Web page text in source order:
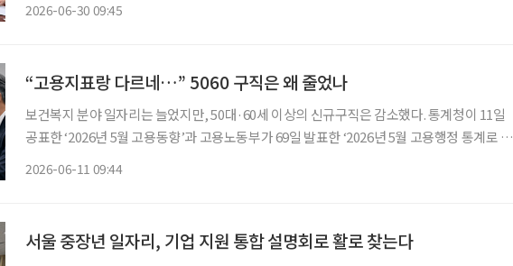
2026-06-30 09:45
“고용지표랑 다르네…” 5060 구직은 왜 줄었나
보건복지 분야 일자리는 늘었지만, 50대·60세 이상의 신규구직은 감소했다. 통계청이 11일
공표한 ‘2026년 5월 고용동향’과 고용노동부가 69일 발표한 ‘2026년 5월 고용행정 통계로 본
2026-06-11 09:44
서울 중장년 일자리, 기업 지원 통합 설명회로 활로 찾는다